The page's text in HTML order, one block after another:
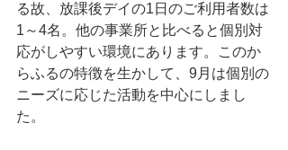
る故、放課後デイの1日のご利用者数は
1～4名。他の事業所と比べると個別対
応がしやすい環境にあります。このか
らふるの特徴を生かして、9月は個別の
ニーズに応じた活動を中心にしまし
た。